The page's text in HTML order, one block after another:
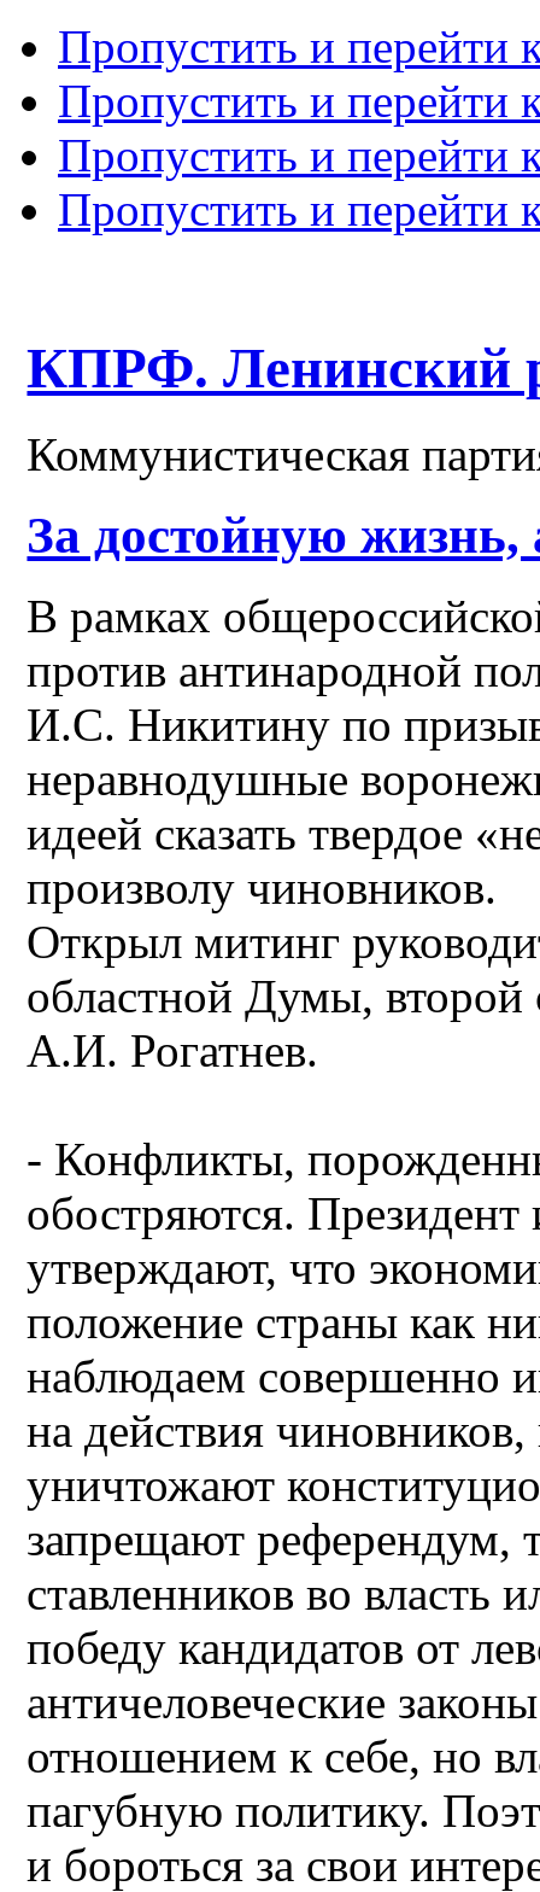
Пропустить и перейти
Пропустить и перейти
Пропустить и перейти
Пропустить и перейти
КПРФ. Ленинский
Коммунистическая
За достойную
В рамках
против антинародной
И.С. Никитину по
неравнодушные
идеей сказать твердое
произволу чиновников.
Открыл митинг
областной Думы, второй
А.И. Рогатнев.
- Конфликты,
обостряются.
утверждают, что
положение страны как
наблюдаем совершенно
на действия
уничтожают
запрещают референдум,
ставленников во власть
победу кандидатов от
античеловеческие
отношением к себе, но
пагубную политику.
и бороться за свои